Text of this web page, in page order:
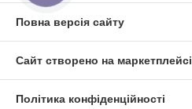
Повна версія сайту
Сайт створено на маркетплейсі
Політика конфіденційності